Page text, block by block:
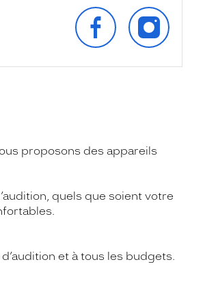
SUIVEZ‑NOUS
SUR
FACEBOOK
SUR
INSTAGRAM
proposons des appareils
quels que soient votre
et à tous les budgets.